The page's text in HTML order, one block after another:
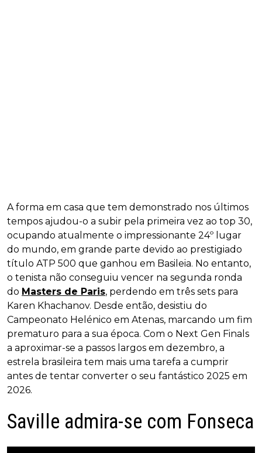
A forma em casa que tem demonstrado nos últimos
tempos ajudou-o a subir pela primeira vez ao top 30,
ocupando atualmente o impressionante 24º lugar
do mundo, em grande parte devido ao prestigiado
título ATP 500 que ganhou em Basileia. No entanto,
o tenista não conseguiu vencer na segunda ronda
do Masters de Paris, perdendo em três sets para
Karen Khachanov. Desde então, desistiu do
Campeonato Helénico em Atenas, marcando um fim
prematuro para a sua época. Com o Next Gen Finals
a aproximar-se a passos largos em dezembro, a
estrela brasileira tem mais uma tarefa a cumprir
antes de tentar converter o seu fantástico 2025 em
2026.
Saville admira-se com Fonseca